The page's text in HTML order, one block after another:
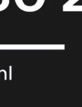
FortiWiFi